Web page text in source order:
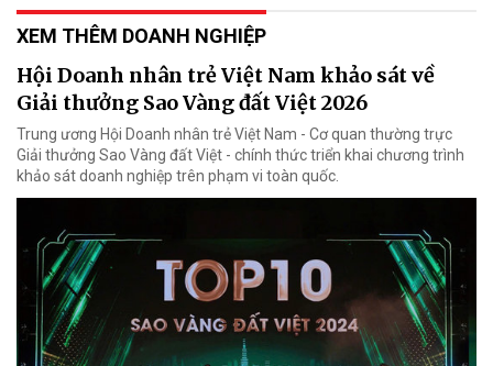
XEM THÊM DOANH NGHIỆP
Hội Doanh nhân trẻ Việt Nam khảo sát về
Giải thưởng Sao Vàng đất Việt 2026
Trung ương Hội Doanh nhân trẻ Việt Nam - Cơ quan thường trực
Giải thưởng Sao Vàng đất Việt - chính thức triển khai chương trình
khảo sát doanh nghiệp trên phạm vi toàn quốc.